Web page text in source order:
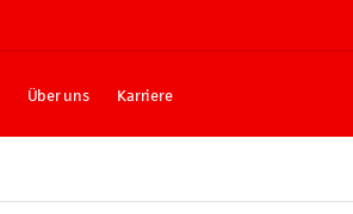
Über uns Karriere